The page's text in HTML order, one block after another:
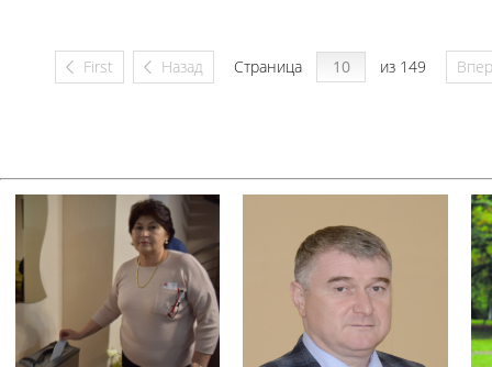
First Назад Страница из 149